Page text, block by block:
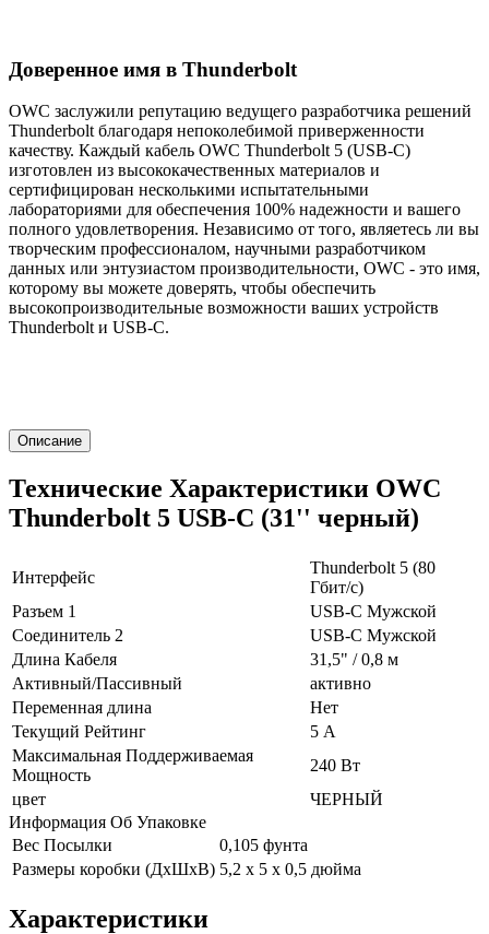
Доверенное имя в Thunderbolt
OWC заслужили репутацию ведущего разработчика решений
Thunderbolt благодаря непоколебимой приверженности
качеству. Каждый кабель OWC Thunderbolt 5 (USB-C)
изготовлен из высококачественных материалов и
сертифицирован несколькими испытательными
лабораториями для обеспечения 100% надежности и вашего
полного удовлетворения. Независимо от того, являетесь ли вы
творческим профессионалом, научными разработчиком
данных или энтузиастом производительности, OWC - это имя,
которому вы можете доверять, чтобы обеспечить
высокопроизводительные возможности ваших устройств
Thunderbolt и USB-C.
Описание
Технические Характеристики OWC
Thunderbolt 5 USB-C (31'' черный)
Интерфейс
Thunderbolt 5 (80
Гбит/с)
Разъем 1
USB-C Мужской
Соединитель 2
USB-C Мужской
Длина Кабеля
31,5" / 0,8 м
Активный/Пассивный
активно
Переменная длина
Нет
Текущий Рейтинг
5 А
Максимальная Поддерживаемая
Мощность
240 Вт
цвет
ЧЕРНЫЙ
Информация Об Упаковке
Вес Посылки
0,105 фунта
Размеры коробки (ДхШхВ) 5,2 x 5 x 0,5 дюйма
Характеристики